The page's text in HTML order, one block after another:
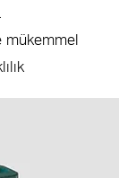
mükemmel